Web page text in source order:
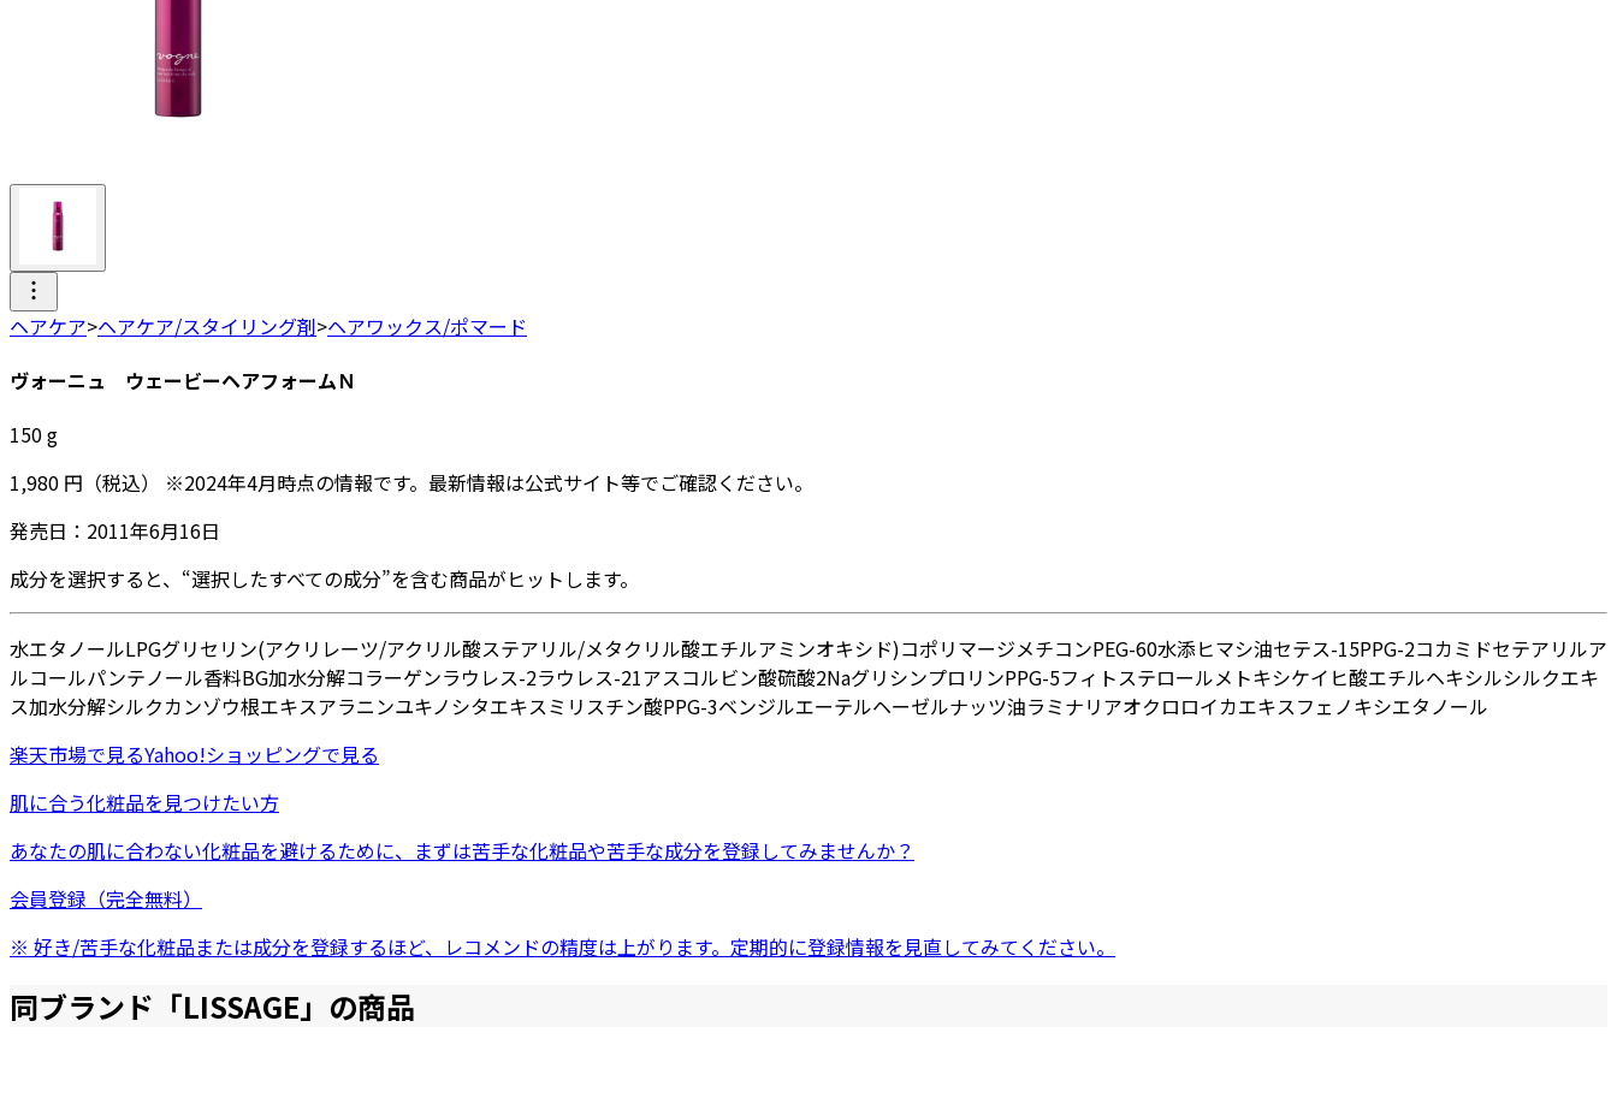
ヘアケア>ヘアケア/スタイリング剤>ヘアワックス/ポマード
ヴォーニュ ウェービーヘアフォームＮ
150g
1,980 円 （税込） ※2024年4月時点の情報です。最新情報は公式サイト等でご確認ください。
発売日： 2011年6月16日
成分を選択すると、“選択したすべての成分”を含む商品がヒットします。
水エタノールLPGグリセリン(アクリレーツ/アクリル酸ステアリル/メタクリル酸エチルアミンオキシド)コポリマージメチコンPEG-60水添ヒマシ油セテス-15PPG-2コカミドセテアリルア
ルコールパンテノール香料BG加水分解コラーゲンラウレス-2ラウレス-21アスコルビン酸硫酸2NaグリシンプロリンPPG-5フィトステロールメトキシケイヒ酸エチルヘキシルシルクエキ
ス加水分解シルクカンゾウ根エキスアラニンユキノシタエキスミリスチン酸PPG-3ベンジルエーテルヘーゼルナッツ油ラミナリアオクロロイカエキスフェノキシエタノール
楽天市場で見るYahoo!ショッピングで見る
肌に合う化粧品を見つけたい方
あなたの肌に合わない化粧品を避けるために、まずは苦手な化粧品や苦手な成分を登録してみませんか？
会員登録（完全無料）
※ 好き/苦手な化粧品または成分を登録するほど、レコメンドの精度は上がります。定期的に登録情報を見直してみてください。
同ブランド「LISSAGE」の商品